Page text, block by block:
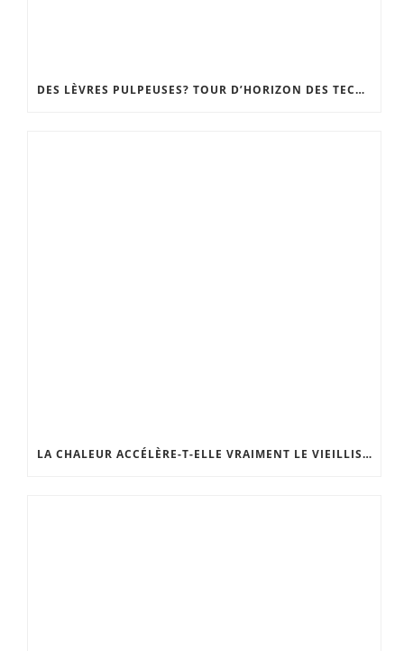
DES LÈVRES PULPEUSES? TOUR D’HORIZON DES TECHNIQUES, DU GLOSS REPULPANT À LA CHIRURGIE
LA CHALEUR ACCÉLÈRE-T-ELLE VRAIMENT LE VIEILLISSEMENT DE LA PEAU ?